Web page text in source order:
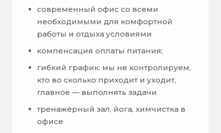
современный офис со всеми
необходимыми для комфортной
работы и отдыха условиями
компенсация оплаты питания;
гибкий график: мы не контролируем,
кто во сколько приходит и уходит,
главное — выполнять задачи
тренажёрный зал, йога, химчистка в
офисе